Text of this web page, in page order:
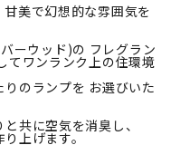
甘美で幻想的な雰囲気を
ーウッド)の フレグラン
てワンランク上の住環境
のランプを お選びいた
共に空気を消臭し、
上げます。